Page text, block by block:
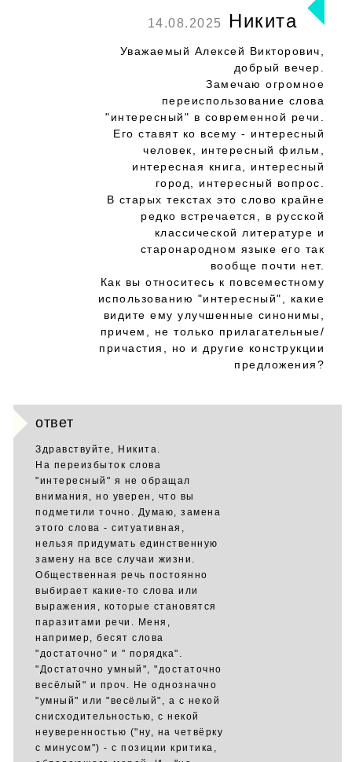
14.08.2025 Никита
Уважаемый Алексей Викторович,
добрый вечер.
Замечаю огромное
переиспользование слова
"интересный" в современной речи.
Его ставят ко всему - интересный
человек, интересный фильм,
интересная книга, интересный
город, интересный вопрос.
В старых текстах это слово крайне
редко встречается, в русской
классической литературе и
старонародном языке его так
вообще почти нет.
Как вы относитесь к повсеместному
использованию "интересный", какие
видите ему улучшенные синонимы,
причем, не только прилагательные/
причастия, но и другие конструкции
предложения?
ответ
Здравствуйте, Никита.
На переизбыток слова
"интересный" я не обращал
внимания, но уверен, что вы
подметили точно. Думаю, замена
этого слова - ситуативная,
нельзя придумать единственную
замену на все случаи жизни.
Общественная речь постоянно
выбирает какие-то слова или
выражения, которые становятся
паразитами речи. Меня,
например, бесят слова
"достаточно" и " порядка".
"Достаточно умный", "достаточно
весёлый" и проч. Не однозначно
"умный" или "весёлый", а с некой
снисходительностью, с некой
неуверенностью ("ну, на четвёрку
с минусом") - с позиции критика,